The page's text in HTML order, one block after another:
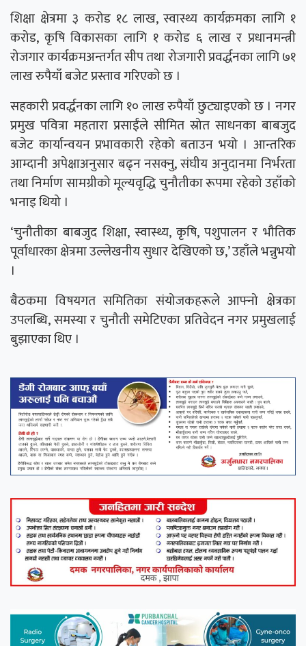
शिक्षा क्षेत्रमा ३ करोड १८ लाख, स्वास्थ्य कार्यक्रमका लागि १
करोड, कृषि विकासका लागि १ करोड ६ लाख र प्रधानमन्त्री
रोजगार कार्यक्रमअन्तर्गत सीप तथा रोजगारी प्रवर्द्धनका लागि ७१
लाख रुपैयाँ बजेट प्रस्ताव गरिएको छ ।
सहकारी प्रवर्द्धनका लागि १० लाख रुपैयाँ छुट्याइएको छ । नगर
प्रमुख पवित्रा महतारा प्रसाईंले सीमित स्रोत साधनका बाबजुद
बजेट कार्यान्वयन प्रभावकारी रहेको बताउन भयो । आन्तरिक
आम्दानी अपेक्षाअनुसार बढ्न नसक्नु, संघीय अनुदानमा निर्भरता
तथा निर्माण सामग्रीको मूल्यवृद्धि चुनौतीका रूपमा रहेको उहाँको
भनाइ थियो ।
‘चुनौतीका बाबजुद शिक्षा, स्वास्थ्य, कृषि, पशुपालन र भौतिक
पूर्वाधारका क्षेत्रमा उल्लेखनीय सुधार देखिएको छ,’ उहाँले भन्नुभयो
।
बैठकमा विषयगत समितिका संयोजकहरूले आफ्नो क्षेत्रका
उपलब्धि, समस्या र चुनौती समेटिएका प्रतिवेदन नगर प्रमुखलाई
बुझाएका थिए ।